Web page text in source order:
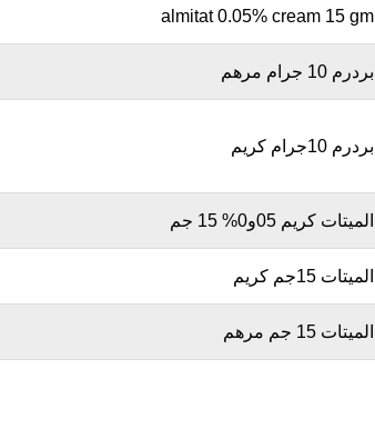
almitat 0.05% cream 15 gm
بردرم 10 جرام مرهم
بردرم 10جرام كريم
الميتات كريم 05و0% 15 جم
الميتات 15جم كريم
الميتات 15 جم مرهم